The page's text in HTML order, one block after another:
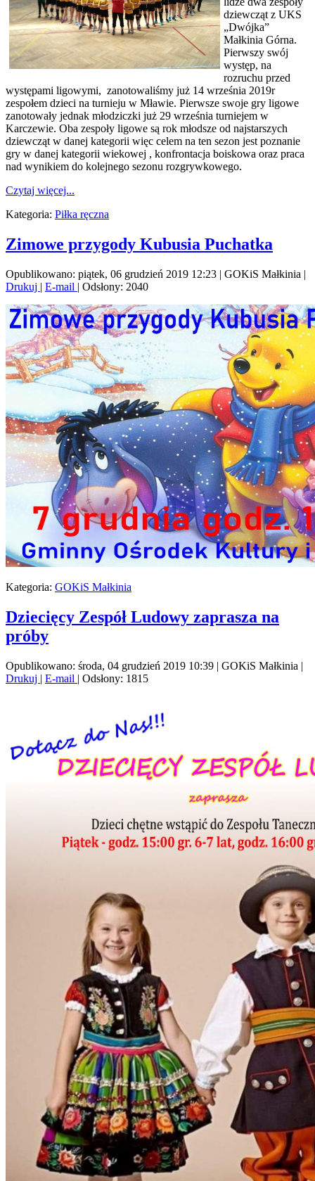
dziewcząt z UKS
„Dwójka”
Małkinia Górna.
Pierwszy swój
występ, na
rozruchu przed
występami ligowymi, zanotowaliśmy już 14 września 2019r
zespołem dzieci na turnieju w Mławie. Pierwsze swoje gry ligowe
zanotowały jednak młodziczki już 29 września turniejem w
Karczewie. Oba zespoły ligowe są rok młodsze od najstarszych
dziewcząt w danej kategorii więc celem na ten sezon jest poznanie
gry w danej kategorii wiekowej , konfrontacja boiskowa oraz praca
nad wynikiem do kolejnego sezonu rozgrywkowego.
Czytaj więcej...
Kategoria: Piłka ręczna
Zimowe przygody Kubusia Puchatka
Opublikowano: piątek, 06 grudzień 2019 12:23 | GOKiS Małkinia |
Drukuj | E-mail | Odsłony: 2040
Kategoria: GOKiS Małkinia
Dziecięcy Zespół Ludowy zaprasza na
próby
Opublikowano: środa, 04 grudzień 2019 10:39 | GOKiS Małkinia |
Drukuj | E-mail | Odsłony: 1815